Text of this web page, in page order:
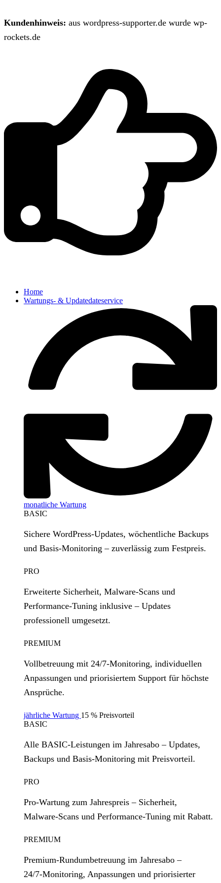
Kundenhinweis: aus wordpress-supporter.de wurde wp-
rockets.de
Home
Wartungs- & Updatedateservice
monatliche Wartung
BASIC
Sichere WordPress‑Updates, wöchentliche Backups
und Basis‑Monitoring – zuverlässig zum Festpreis.
PRO
Erweiterte Sicherheit, Malware‑Scans und
Performance‑Tuning inklusive – Updates
professionell umgesetzt.
PREMIUM
Vollbetreuung mit 24/7‑Monitoring, individuellen
Anpassungen und priorisiertem Support für höchste
Ansprüche.
jährliche Wartung 15 % Preisvorteil
BASIC
Alle BASIC‑Leistungen im Jahresabo – Updates,
Backups und Basis‑Monitoring mit Preisvorteil.
PRO
Pro‑Wartung zum Jahrespreis – Sicherheit,
Malware‑Scans und Performance‑Tuning mit Rabatt.
PREMIUM
Premium‑Rundumbetreuung im Jahresabo –
24/7‑Monitoring, Anpassungen und priorisierter